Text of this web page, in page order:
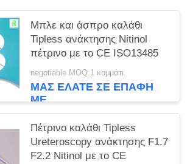
Μπλε και άσπρο καλάθι
Tipless ανάκτησης Nitinol
πέτρινο με το CE ISO13485
negotiable MOQ:1 κομμάτι
ΜΑΣ ΕΛΆΤΕ ΣΕ ΕΠΑΦΉ
ΜΕ
Πέτρινο καλάθι Tipless
Ureteroscopy ανάκτησης F1.7
F2.2 Nitinol με το CE